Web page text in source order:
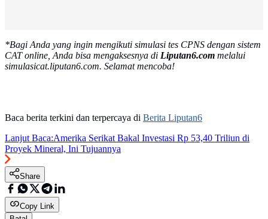
*Bagi Anda yang ingin mengikuti simulasi tes CPNS dengan sistem
CAT online, Anda bisa mengaksesnya di Liputan6.com melalui
simulasicat.liputan6.com. Selamat mencoba!
Baca berita terkini dan terpercaya di Berita Liputan6
Lanjut Baca:Amerika Serikat Bakal Investasi Rp 53,40 Triliun di
Proyek Mineral, Ini Tujuannya
Share
Copy Link